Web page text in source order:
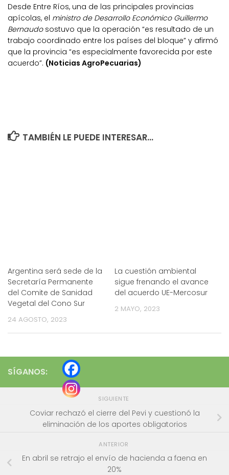
Desde Entre Ríos, una de las principales provincias
apícolas, el ministro de Desarrollo Económico Guillermo
Bernaudosostuvo que la operación “es resultado de un
trabajo coordinado entre los países del bloque” y afirmó
que la provincia “es especialmente favorecida por este
acuerdo”. (Noticias AgroPecuarias)
TAMBIÉN LE PUEDE INTERESAR...
Argentina será sede de la
Secretaría Permanente
del Comite de Sanidad
Vegetal del Cono Sur
24 AGOSTO, 2023
La cuestión ambiental
sigue frenando el avance
del acuerdo UE-Mercosur
2 MAYO, 2023
SÍGANOS:
SIGUIENTE
Coviar rechazó el cierre del Pevi y cuestionó la
eliminación de los aportes obligatorios
ANTERIOR
En abril se retrajo el envío de hacienda a faena en
20%